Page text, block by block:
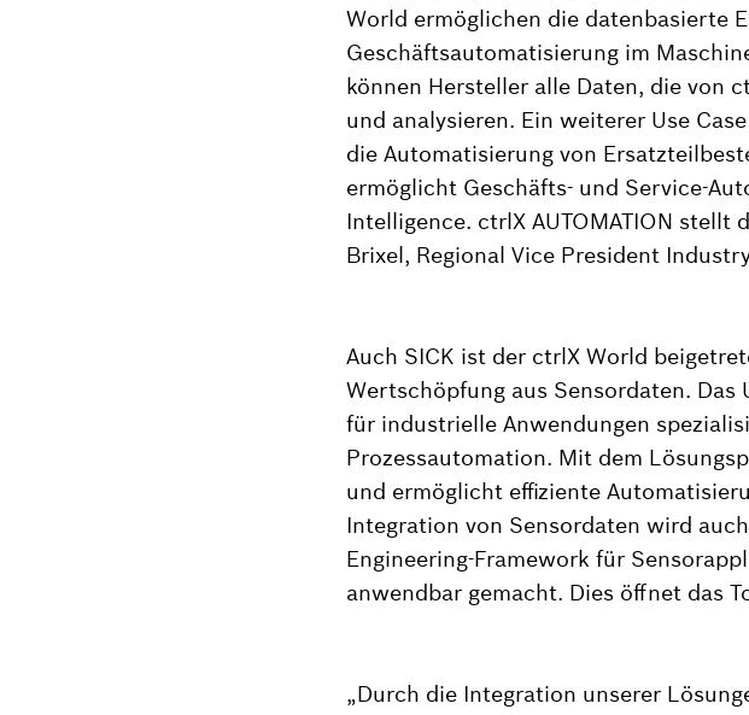
World ermöglichen die datenbasierte
Geschäftsautomatisierung im
können Hersteller alle Daten, die von
und analysieren. Ein weiterer Use
die Automatisierung von
ermöglicht Geschäfts- und Service-
Intelligence. ctrlX AUTOMATION
Brixel, Regional Vice President
Auch SICK ist der ctrlX World
Wertschöpfung aus Sensordaten.
für industrielle Anwendungen
Prozessautomation. Mit dem
und ermöglicht effiziente
Integration von Sensordaten wird
Engineering-Framework für
anwendbar gemacht. Dies öffnet das
„Durch die Integration unserer